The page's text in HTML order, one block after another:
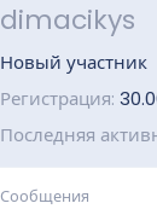
dimacikys
Новый участник
Регистрация
Последняя
Сообщения